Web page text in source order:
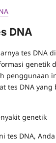
DNA
tes DNA
genetik
penggunaan
tes DNA
genetik
tes DNA,